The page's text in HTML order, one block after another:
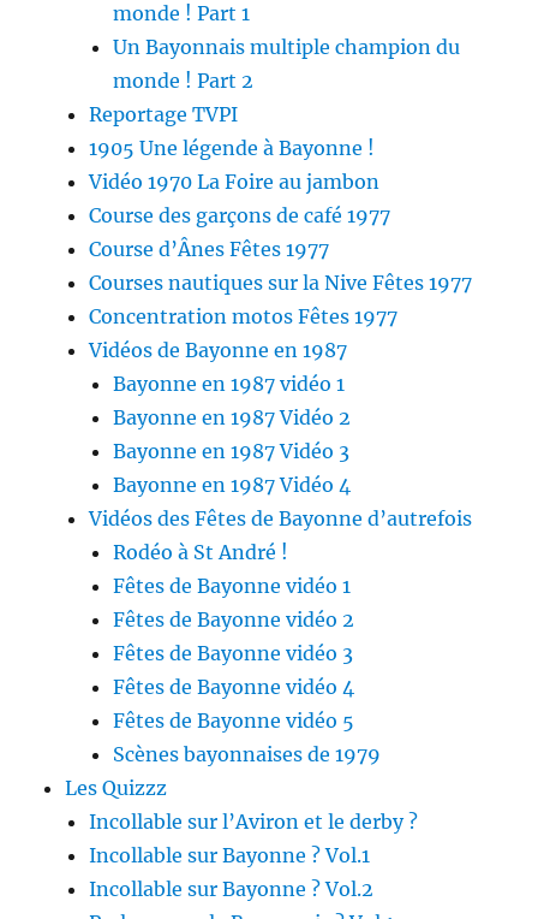
monde ! Part 1
Un Bayonnais multiple champion du
monde ! Part 2
Reportage TVPI
1905 Une légende à Bayonne !
Vidéo 1970 La Foire au jambon
Course des garçons de café 1977
Course d’Ânes Fêtes 1977
Courses nautiques sur la Nive Fêtes 1977
Concentration motos Fêtes 1977
Vidéos de Bayonne en 1987
Bayonne en 1987 vidéo 1
Bayonne en 1987 Vidéo 2
Bayonne en 1987 Vidéo 3
Bayonne en 1987 Vidéo 4
Vidéos des Fêtes de Bayonne d’autrefois
Rodéo à St André !
Fêtes de Bayonne vidéo 1
Fêtes de Bayonne vidéo 2
Fêtes de Bayonne vidéo 3
Fêtes de Bayonne vidéo 4
Fêtes de Bayonne vidéo 5
Scènes bayonnaises de 1979
Les Quizzz
Incollable sur l’Aviron et le derby ?
Incollable sur Bayonne ? Vol.1
Incollable sur Bayonne ? Vol.2